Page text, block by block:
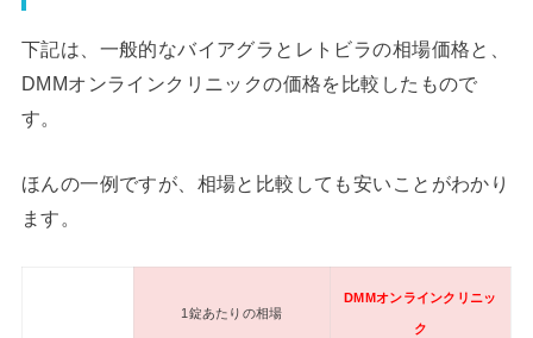
下記は、一般的なバイアグラとレトビラの相場価格と、
DMMオンラインクリニックの価格を比較したもので
す。
ほんの一例ですが、相場と比較しても安いことがわかり
ます。
1錠あたりの相場
DMMオンラインクリニッ
ク